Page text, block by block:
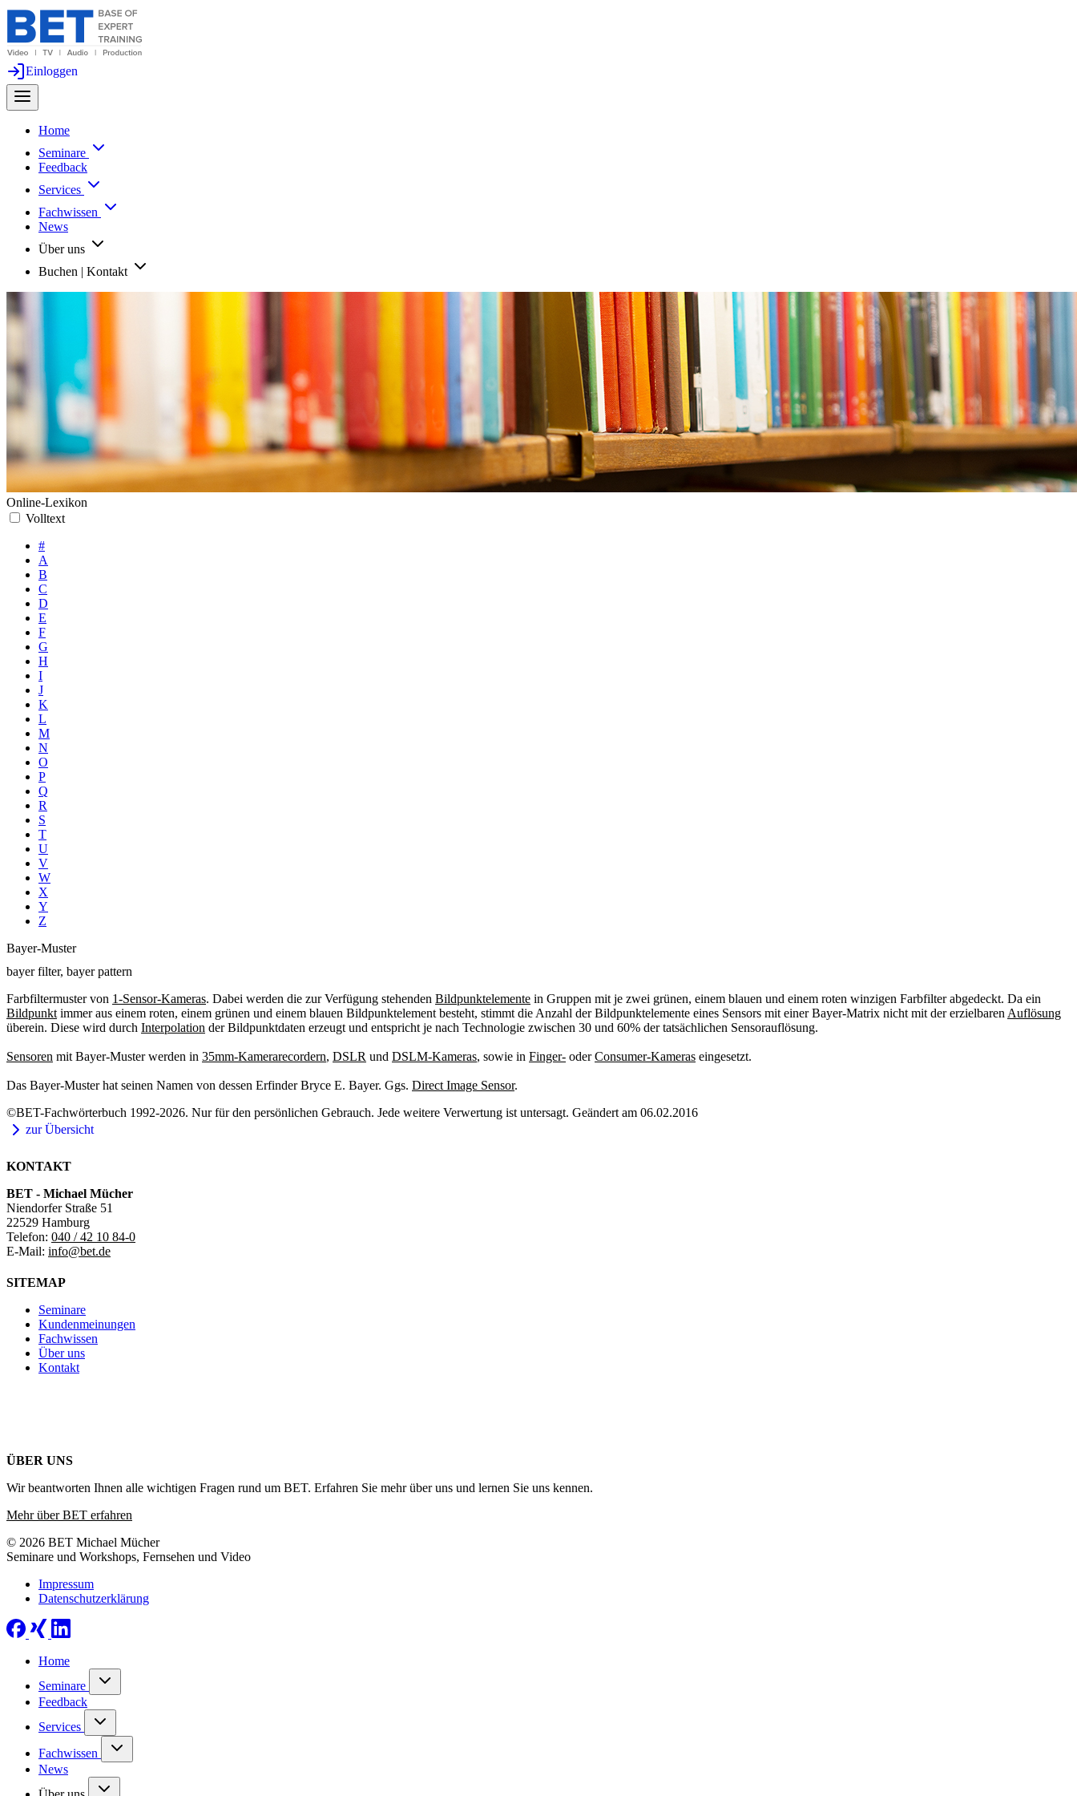
Einloggen
Home
Seminare
Feedback
Services
Fachwissen
News
Über uns
Buchen | Kontakt
Online-Lexikon
Volltext
#
A
B
C
D
E
F
G
H
I
J
K
L
M
N
O
P
Q
R
S
T
U
V
W
X
Y
Z
Bayer-Muster
bayer filter, bayer pattern
Farbfiltermuster von 1-Sensor-Kameras. Dabei werden die zur Verfügung stehenden Bildpunktelemente in Gruppen mit je zwei grünen, einem blauen und einem roten winzigen Farbfilter abgedeckt. Da ein
Bildpunkt immer aus einem roten, einem grünen und einem blauen Bildpunktelement besteht, stimmt die Anzahl der Bildpunktelemente eines Sensors mit einer Bayer-Matrix nicht mit der erzielbaren Auflösung
überein. Diese wird durch Interpolation der Bildpunktdaten erzeugt und entspricht je nach Technologie zwischen 30 und 60% der tatsächlichen Sensorauflösung.
Sensoren mit Bayer-Muster werden in 35mm-Kamerarecordern, DSLR und DSLM-Kameras, sowie in Finger- oderConsumer-Kameras eingesetzt.
Das Bayer-Muster hat seinen Namen von dessen Erfinder Bryce E. Bayer. Ggs. Direct Image Sensor.
©BET-Fachwörterbuch 1992-2026. Nur für den persönlichen Gebrauch. Jede weitere Verwertung ist untersagt. Geändert am 06.02.2016
zur Übersicht
KONTAKT
BET - Michael Mücher
Niendorfer Straße 51
22529 Hamburg
Telefon: 040 / 42 10 84-0
E-Mail: info@bet.de
SITEMAP
Seminare
Kundenmeinungen
Fachwissen
Über uns
Kontakt
ÜBER UNS
Wir beantworten Ihnen alle wichtigen Fragen rund um BET. Erfahren Sie mehr über uns und lernen Sie uns kennen.
Mehr über BET erfahren
© 2026 BET Michael Mücher
Seminare und Workshops, Fernsehen und Video
Impressum
Datenschutzerklärung
Home
Seminare
Feedback
Services
Fachwissen
News